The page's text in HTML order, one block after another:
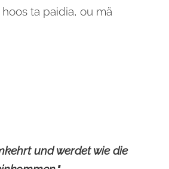
ta paidia, ou mä
und werdet wie die